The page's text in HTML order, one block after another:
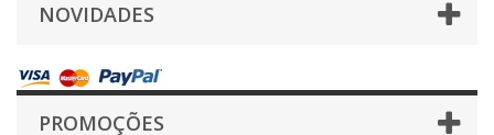
NOVIDADES
PROMOÇÕES